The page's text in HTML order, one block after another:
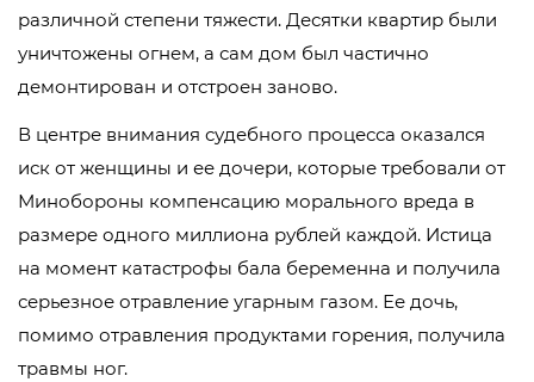
различной степени тяжести. Десятки квартир были
уничтожены огнем, а сам дом был частично
демонтирован и отстроен заново.
В центре внимания судебного процесса оказался
иск от женщины и ее дочери, которые требовали от
Минобороны компенсацию морального вреда в
размере одного миллиона рублей каждой. Истица
на момент катастрофы бала беременна и получила
серьезное отравление угарным газом. Ее дочь,
помимо отравления продуктами горения, получила
травмы ног.